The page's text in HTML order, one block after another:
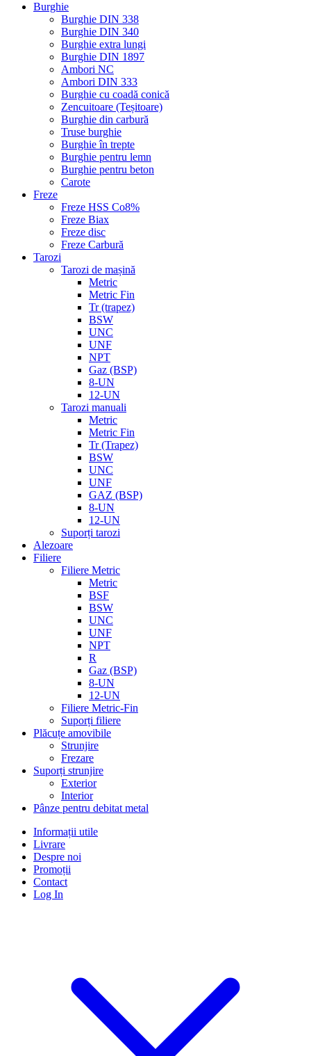
Burghie
Burghie DIN 338
Burghie DIN 340
Burghie extra lungi
Burghie DIN 1897
Ambori NC
Ambori DIN 333
Burghie cu coadă conică
Zencuitoare (Teșitoare)
Burghie din carbură
Truse burghie
Burghie în trepte
Burghie pentru lemn
Burghie pentru beton
Carote
Freze
Freze HSS Co8%
Freze Biax
Freze disc
Freze Carbură
Tarozi
Tarozi de mașină
Metric
Metric Fin
Tr (trapez)
BSW
UNC
UNF
NPT
Gaz (BSP)
8-UN
12-UN
Tarozi manuali
Metric
Metric Fin
Tr (Trapez)
BSW
UNC
UNF
GAZ (BSP)
8-UN
12-UN
Suporți tarozi
Alezoare
Filiere
Filiere Metric
Metric
BSF
BSW
UNC
UNF
NPT
R
Gaz (BSP)
8-UN
12-UN
Filiere Metric-Fin
Suporți filiere
Plăcuțe amovibile
Strunjire
Frezare
Suporți strunjire
Exterior
Interior
Pânze pentru debitat metal
Informații utile
Livrare
Despre noi
Promoții
Contact
Log In